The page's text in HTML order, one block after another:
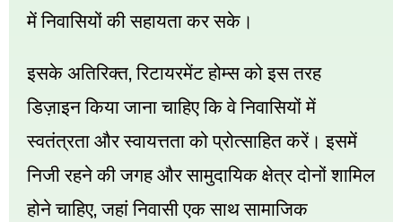
में निवासियों की सहायता कर सके।
इसके अतिरिक्त,रिटायरमेंट होम्स को इस तरह
डिज़ाइन किया जाना चाहिए कि वे निवासियों में
स्वतंत्रता और स्वायत्तता को प्रोत्साहित करें। इसमें
निजी रहने की जगह और सामुदायिक क्षेत्र दोनों शामिल
होने चाहिए,जहां निवासी एक साथ सामाजिक